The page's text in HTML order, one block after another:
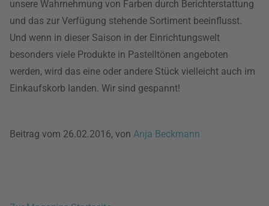
unsere Wahrnehmung von Farben durch Berichterstattung
und das zur Verfügung stehende Sortiment beeinflusst.
Und wenn in dieser Saison in der Einrichtungswelt
besonders viele Produkte in Pastelltönen angeboten
werden, wird das eine oder andere Stück vielleicht auch im
Einkaufskorb landen. Wir sind gespannt!
Beitrag vom 26.02.2016, von Anja Beckmann